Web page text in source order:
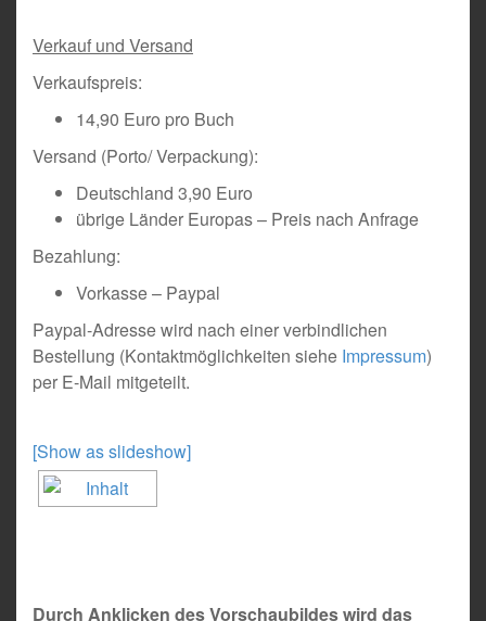
Verkauf und Versand
Verkaufspreis:
14,90 Euro pro Buch
Versand (Porto/ Verpackung):
Deutschland 3,90 Euro
übrige Länder Europas – Preis nach Anfrage
Bezahlung:
Vorkasse – Paypal
Paypal-Adresse wird nach einer verbindlichen
Bestellung (Kontaktmöglichkeiten siehe Impressum)
per E-Mail mitgeteilt.
[Show as slideshow]
Durch Anklicken des Vorschaubildes wird das